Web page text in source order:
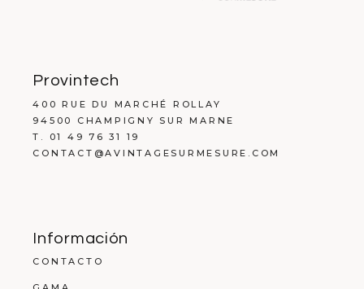
Provintech
400 RUE DU MARCHÉ ROLLAY
94500 CHAMPIGNY SUR MARNE
T. 01 49 76 31 19
CONTACT@AVINTAGESURMESURE.COM
Información
CONTACTO